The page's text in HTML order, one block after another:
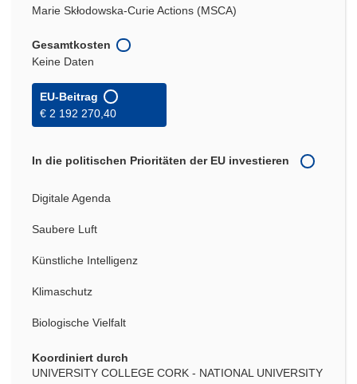
Marie Skłodowska-Curie Actions (MSCA)
Gesamtkosten
Keine Daten
EU-Beitrag
€ 2 192 270,40
In die politischen Prioritäten der EU investieren
Digitale Agenda
Saubere Luft
Künstliche Intelligenz
Klimaschutz
Biologische Vielfalt
Koordiniert durch
UNIVERSITY COLLEGE CORK - NATIONAL UNIVERSITY